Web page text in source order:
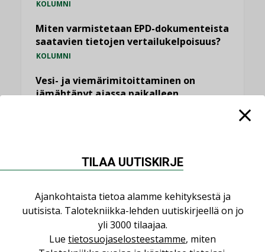
KOLUMNI
Miten varmistetaan EPD-dokumenteista
saatavien tietojen vertailukelpoisuus?
KOLUMNI
Vesi- ja viemärimitoittaminen on
jämähtänyt ajassa paikalleen
NIMITYKSET
TILAA UUTISKIRJE
Ajankohtaista tietoa alamme kehityksestä ja
uutisista. Talotekniikka-lehden uutiskirjeellä on jo
yli 3000 tilaajaa.
Lue tietosuojaselosteestamme, miten